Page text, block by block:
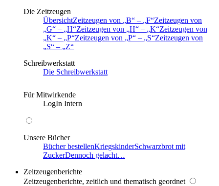
Die Zeitzeugen
ÜbersichtZeitzeugen von B – F Zeitzeugen von
G
– H Zeitzeugen von H – K Zeitzeugen von
K
– P Zeitzeugen von P – S Zeitzeugen von
S
–
Z
Schreibwerkstatt
Die Schreibwerkstatt
Für Mitwirkende
LogIn Intern
Unsere Bücher
Bücher bestellenKriegskinderSchwarzbrot mit
ZuckerDennoch gelacht…
Zeitzeugenberichte
Zeitzeugenberichte, zeitlich und thematisch geordnet